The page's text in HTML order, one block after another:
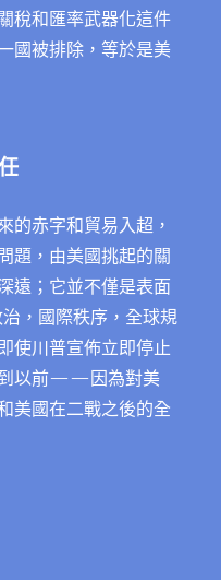
稅和匯率武器化這件
國被排除，等於是美
的赤字和貿易入超，
題，由美國挑起的關
遠；它並不僅是表面
，國際秩序，全球規
使川普宣佈立即停止
到以前——因為對美
美國在二戰之後的全